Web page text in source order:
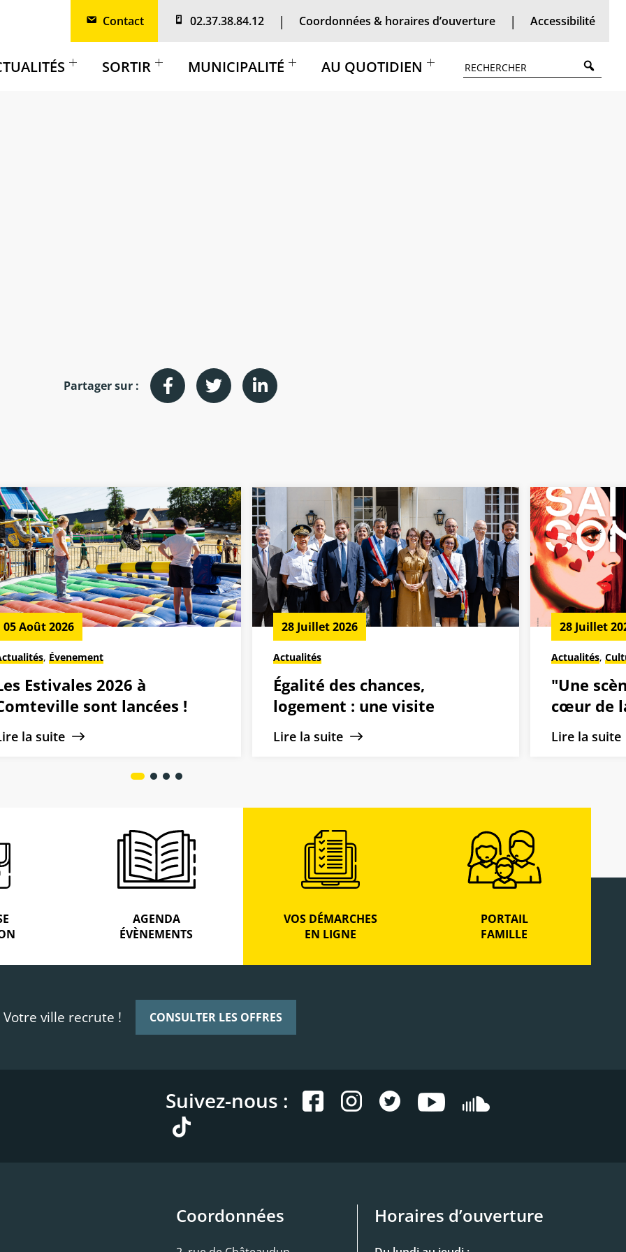
Contact 02.37.38.84.12 Coordonnées & horaires d’ouverture Accessibilité
SORTIR MUNICIPALITÉ AU QUOTIDIEN
Partager sur :
05 Août 2026
,Évenement
Estivales 2026 à
sont lancées !
la suite
28 Juillet 2026
Actualités
Égalité des chances,
logement : une visite
ministérielle au cœur des
ambitions drouaises
Lire la suite
28 Juillet
Actualités,
"Une
cœur de
de Dreux
2026-
Lire la
AGENDA
ÉVÈNEMENTS
VOS DÉMARCHES
EN LIGNE
PORTAIL
FAMILLE
Votre ville recrute ! CONSULTER LES OFFRES
Suivez-nous :
Coordonnées Horaires d’ouverture